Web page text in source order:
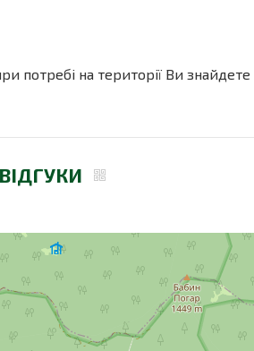
потребі на території Ви
ВІДГУКИ